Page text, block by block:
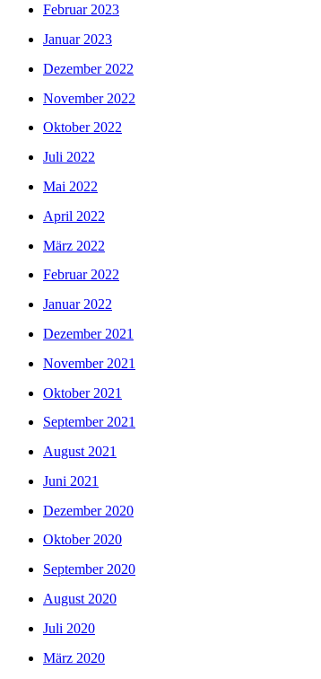
Februar 2023
Januar 2023
Dezember 2022
November 2022
Oktober 2022
Juli 2022
Mai 2022
April 2022
März 2022
Februar 2022
Januar 2022
Dezember 2021
November 2021
Oktober 2021
September 2021
August 2021
Juni 2021
Dezember 2020
Oktober 2020
September 2020
August 2020
Juli 2020
März 2020